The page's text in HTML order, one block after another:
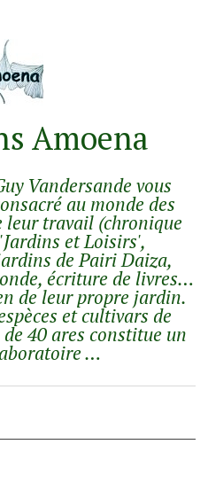
Amoena
Vandersande vous
au monde des
leur travail (chronique
et Loisirs',
de Pairi Daiza,
écriture de livres…
de leur propre jardin.
et cultivars de
40 ares constitue un
…